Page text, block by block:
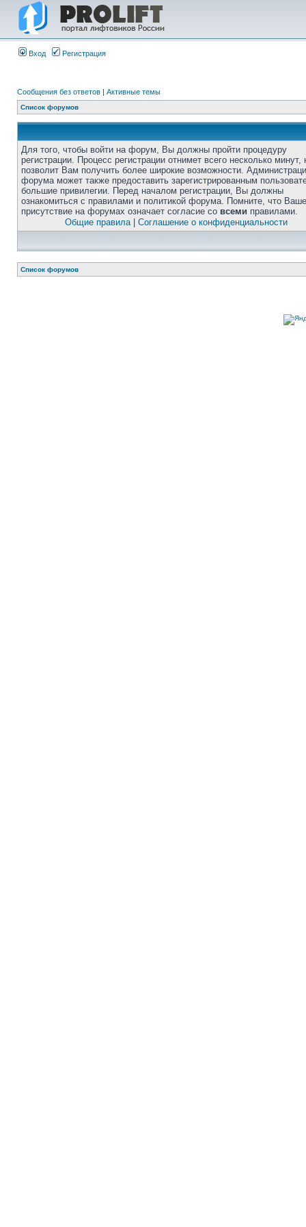
Вход Регистрация
Сообщения без ответов | Активные темы
Список форумов
Для того, чтобы войти на форум, Вы должны пройти процедуру
регистрации. Процесс регистрации отнимет всего несколько минут,
позволит Вам получить более широкие возможности.
форума может также предоставить зарегистрированным
большие привилегии. Перед началом регистрации, Вы должны
ознакомиться с правилами и политикой форума. Помните, что Ваше
присутствие на форумах означает согласие со всеми правилами.
Общие правила| Соглашение о конфиденциальности
Список форумов